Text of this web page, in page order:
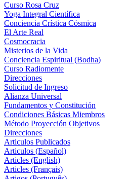
Curso Rosa Cruz
Yoga Integral Científica
Conciencia Crística Cósmica
El Arte Real
Cosmocracia
Misterios de la Vida
Conciencia Espiritual (Bodha)
Curso Radiomente
Direcciones
Solicitud de Ingreso
Alianza Universal
Fundamentos y Constitución
Condiciones Básicas Miembros
Método Proyección Objetivos
Direcciones
Articulos Publicados
Articulos (Español)
Articles (English)
Articles (Français)